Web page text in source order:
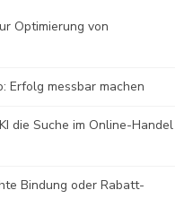
Optimierung von
Erfolg messbar machen
die Suche im Online-Handel
Bindung oder Rabatt-